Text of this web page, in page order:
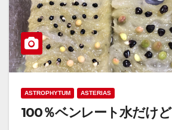
ASTROPHYTUM ASTERIAS
100％ベンレート水だけど